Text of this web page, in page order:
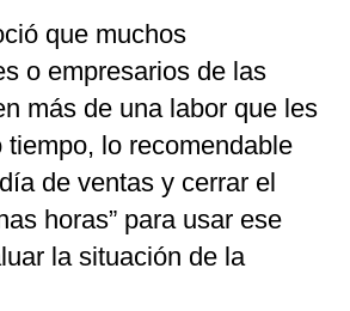
que muchos
o empresarios de las
más de una labor que les
tiempo, lo recomendable
de ventas y cerrar el
horas” para usar ese
la situación de la